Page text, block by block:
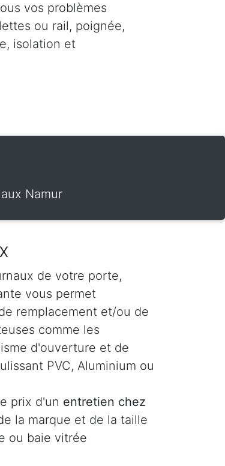
vos problèmes
ou rail, poignée,
isolation et
Namur
de votre porte,
vous permet
remplacement et/ou de
comme les
d'ouverture et de
PVC, Aluminium ou
prix d'un entretien chez
la marque et de la taille
ou baie vitrée